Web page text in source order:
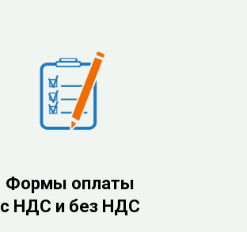
Формы оплаты
с НДС и без НДС